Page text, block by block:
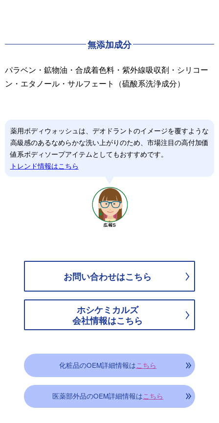
無添加成分
パラベン・鉱物油・合成着色料・紫外線吸収剤・シリコー
ン・エタノール・サルフェート（硫酸系洗浄成分）
薬用ボディウォッシュは、デオドラントのイメージを覆すような
高級感のあるなめらかな洗い上がりのため、市場注目の高付加価
値系ボディソープアイテムとしてもおすすめです。
トレンド情報はこちら
お問い合わせはこちら
ホシケミカルズ
会社情報はこちら
化粧品のOEM詳細情報はこちら
医薬部外品のOEM詳細情報はこちら